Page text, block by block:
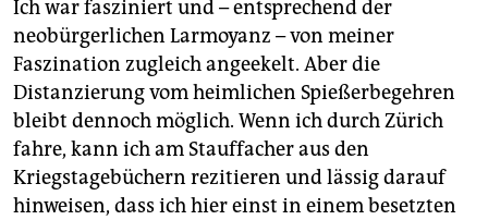
Ich war fasziniert und – entsprechend der
neobürgerlichen Larmoyanz – von meiner
Faszination zugleich angeekelt. Aber die
Distanzierung vom heimlichen Spießerbegehren
bleibt dennoch möglich. Wenn ich durch Zürich
fahre, kann ich am Stauffacher aus den
Kriegstagebüchern rezitieren und lässig darauf
hinweisen, dass ich hier einst in einem besetzten